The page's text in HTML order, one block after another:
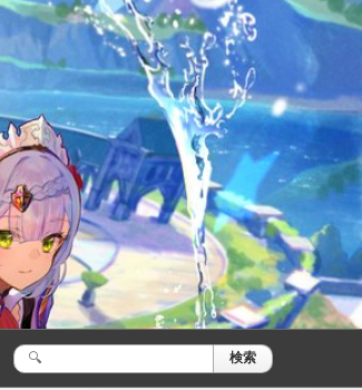
検
検索